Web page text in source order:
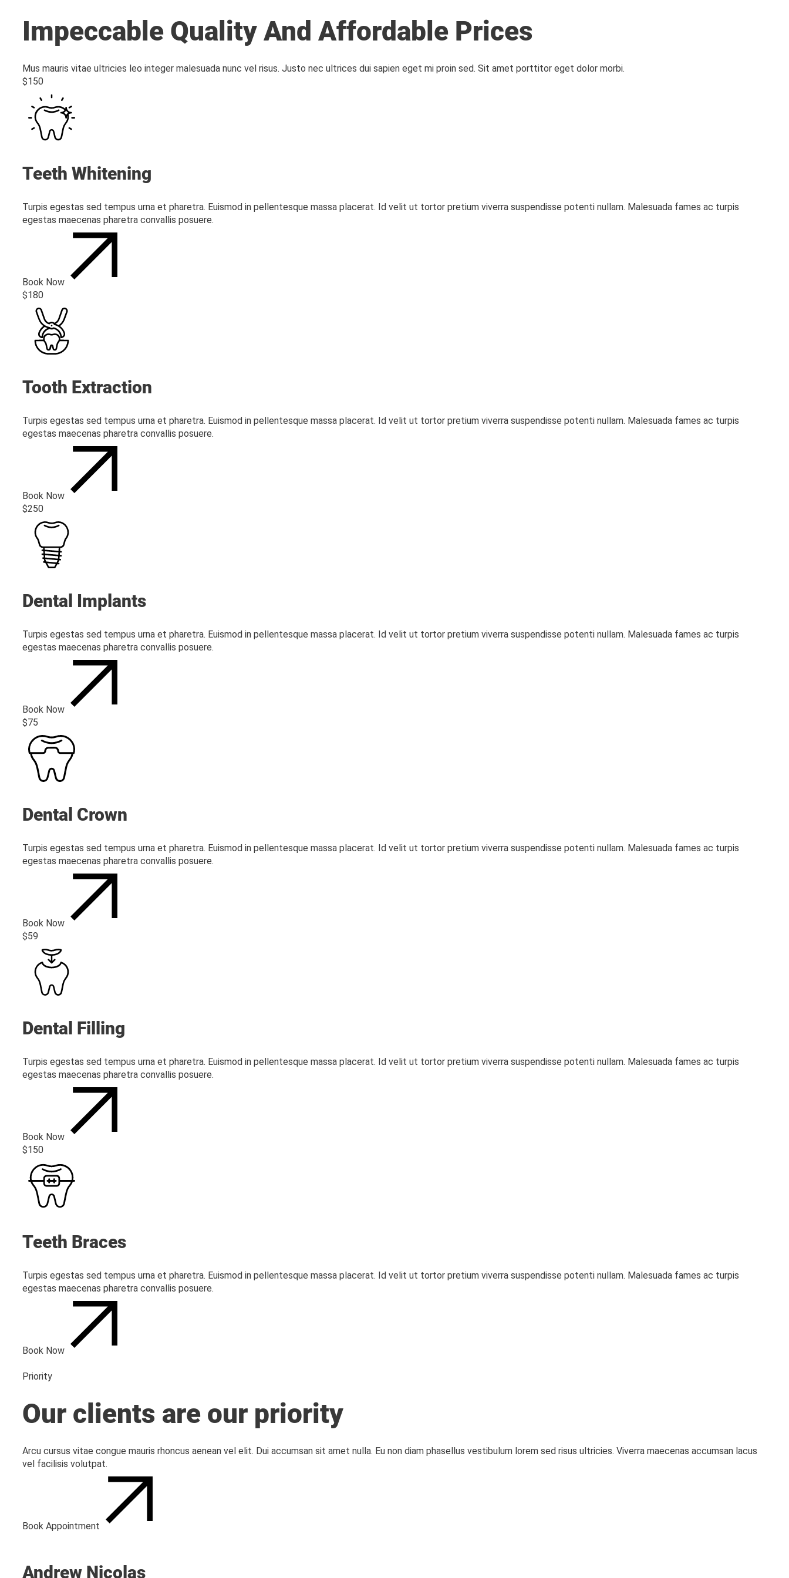
Impeccable Quality And Affordable Prices
Mus mauris vitae ultricies leo integer malesuada nunc vel risus. Justo nec ultrices dui sapien eget mi proin sed. Sit amet porttitor eget dolor morbi.
$150
Teeth Whitening
Turpis egestas sed tempus urna et pharetra. Euismod in pellentesque massa placerat. Id velit ut tortor pretium viverra suspendisse potenti nullam. Malesuada fames ac turpis
egestas maecenas pharetra convallis posuere.
Book Now
$180
Tooth Extraction
Turpis egestas sed tempus urna et pharetra. Euismod in pellentesque massa placerat. Id velit ut tortor pretium viverra suspendisse potenti nullam. Malesuada fames ac turpis
egestas maecenas pharetra convallis posuere.
Book Now
$250
Dental Implants
Turpis egestas sed tempus urna et pharetra. Euismod in pellentesque massa placerat. Id velit ut tortor pretium viverra suspendisse potenti nullam. Malesuada fames ac turpis
egestas maecenas pharetra convallis posuere.
Book Now
$75
Dental Crown
Turpis egestas sed tempus urna et pharetra. Euismod in pellentesque massa placerat. Id velit ut tortor pretium viverra suspendisse potenti nullam. Malesuada fames ac turpis
egestas maecenas pharetra convallis posuere.
Book Now
$59
Dental Filling
Turpis egestas sed tempus urna et pharetra. Euismod in pellentesque massa placerat. Id velit ut tortor pretium viverra suspendisse potenti nullam. Malesuada fames ac turpis
egestas maecenas pharetra convallis posuere.
Book Now
$150
Teeth Braces
Turpis egestas sed tempus urna et pharetra. Euismod in pellentesque massa placerat. Id velit ut tortor pretium viverra suspendisse potenti nullam. Malesuada fames ac turpis
egestas maecenas pharetra convallis posuere.
Book Now
Priority
Our clients are our priority
Arcu cursus vitae congue mauris rhoncus aenean vel elit. Dui accumsan sit amet nulla. Eu non diam phasellus vestibulum lorem sed risus ultricies. Viverra maecenas accumsan lacus
vel facilisis volutpat.
Book Appointment
Andrew Nicolas